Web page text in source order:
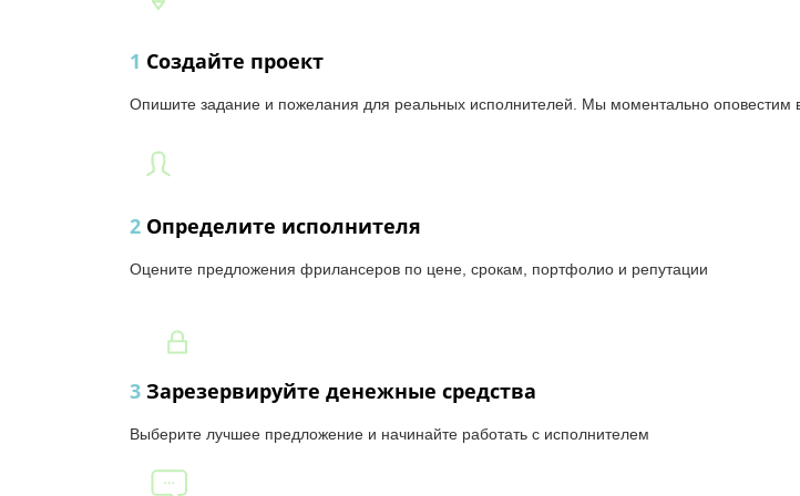
1 Создайте проект
Опишите задание и пожелания для реальных исполнителей. Мы моментально оповестим
2 Определите исполнителя
Оцените предложения фрилансеров по цене, срокам, портфолио и репутации
3 Зарезервируйте денежные средства
Выберите лучшее предложение и начинайте работать с исполнителем